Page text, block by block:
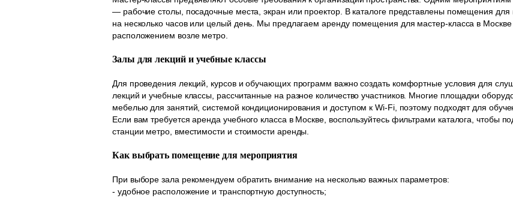
— рабочие столы, посадочные места, экран или проектор. В каталоге представлены помещения для
на несколько часов или целый день. Мы предлагаем аренду помещения для мастер-класса в
расположением возле метро.
Залы для лекций и учебные классы
Для проведения лекций, курсов и обучающих программ важно создать комфортные условия для
лекций и учебные классы, рассчитанные на разное количество участников. Многие площадки
мебелью для занятий, системой кондиционирования и доступом к Wi-Fi, поэтому подходят для
Если вам требуется аренда учебного класса в Москве, воспользуйтесь фильтрами каталога, чтобы
станции метро, вместимости и стоимости аренды.
Как выбрать помещение для мероприятия
При выборе зала рекомендуем обратить внимание на несколько важных параметров:
- удобное расположение и транспортную доступность;